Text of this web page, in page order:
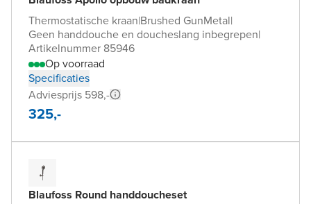
Thermostatische kraan|Brushed GunMetal|
Geen handdouche en doucheslang inbegrepen|
Artikelnummer 85946
Op voorraad
Specificaties
Adviesprijs 598,-
325,-
Blaufoss Round handdoucheset